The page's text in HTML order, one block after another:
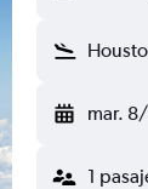
mar.
1